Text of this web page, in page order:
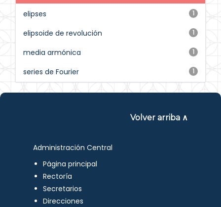
1
elipses
1
elipsoide de revolución
1
media armónica
1
series de Fourier
Volver arriba ∧
Administración Central
Página principal
Rectoría
Secretarios
Direcciones